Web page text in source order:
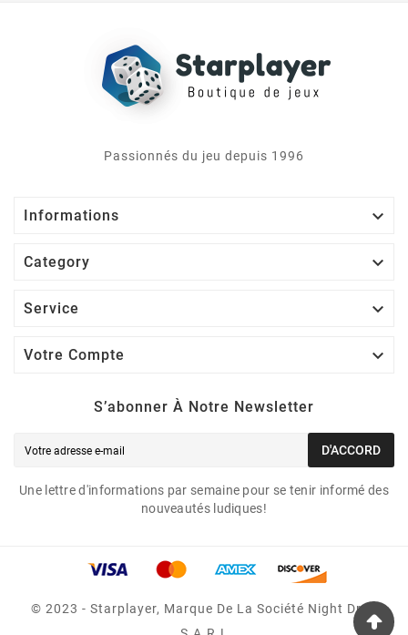
Passionnés du jeu depuis 1996
Informations 
Category 
Service 
Votre Compte 
S’abonner À Notre Newsletter
D'ACCORD
Une lettre d'informations par semaine pour se tenir informé des
nouveautés ludiques!
© 2023 - Starplayer, Marque De La Société Night Drop